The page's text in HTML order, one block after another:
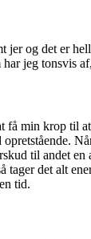
jer og det er
har jeg tonsvis
få min krop til
til andet en
tager det alt
tid.